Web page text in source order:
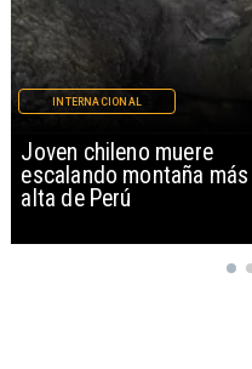
Brasil reduce contacto
diplomático con
Argentina por dichos de
INTERNACIONAL